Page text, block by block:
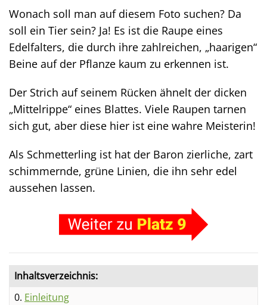
Wonach soll man auf diesem Foto suchen? Da
soll ein Tier sein? Ja! Es ist die Raupe eines
Edelfalters, die durch ihre zahlreichen, „haarigen“
Beine auf der Pflanze kaum zu erkennen ist.
Der Strich auf seinem Rücken ähnelt der dicken
„Mittelrippe“ eines Blattes. Viele Raupen tarnen
sich gut, aber diese hier ist eine wahre Meisterin!
Als Schmetterling ist hat der Baron zierliche, zart
schimmernde, grüne Linien, die ihn sehr edel
aussehen lassen.
Inhaltsverzeichnis:
0. Einleitung